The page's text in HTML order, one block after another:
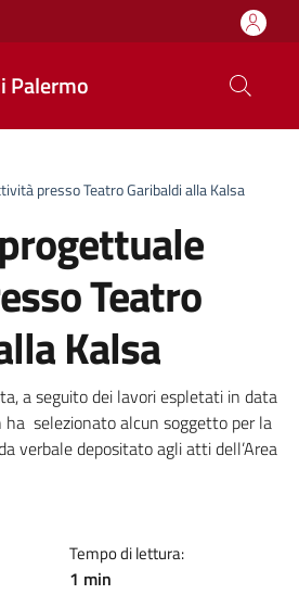
Palermo
presso Teatro Garibaldi alla Kalsa
Teatro
Kalsa
notizia
a seguito dei lavori espletati in data
selezionato alcun soggetto per la
verbale depositato agli atti dell’Area
Tempo di lettura:
1 min